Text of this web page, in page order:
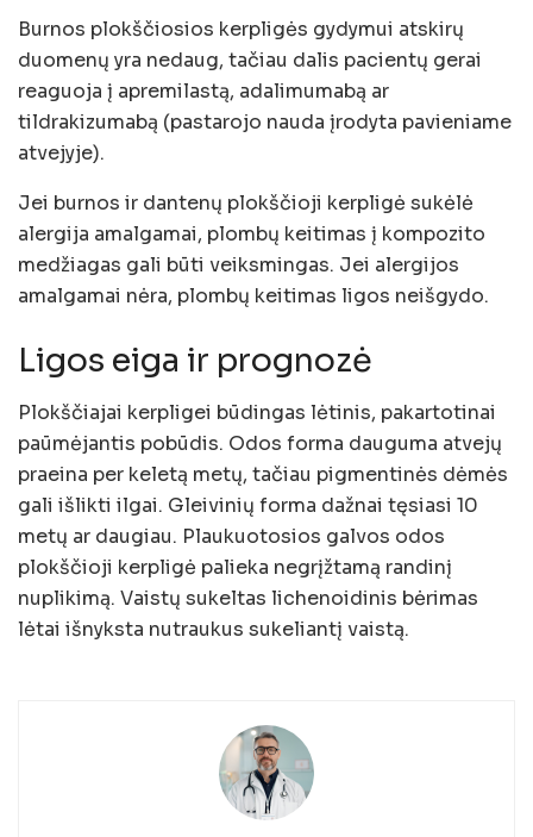
Burnos plokščiosios kerpligės gydymui atskirų
duomenų yra nedaug, tačiau dalis pacientų gerai
reaguoja į apremilastą, adalimumabą ar
tildrakizumabą (pastarojo nauda įrodyta pavieniame
atvejyje).
Jei burnos ir dantenų plokščioji kerpligė sukėlė
alergija amalgamai, plombų keitimas į kompozito
medžiagas gali būti veiksmingas. Jei alergijos
amalgamai nėra, plombų keitimas ligos neišgydo.
Ligos eiga ir prognozė
Plokščiajai kerpligei būdingas lėtinis, pakartotinai
paūmėjantis pobūdis. Odos forma dauguma atvejų
praeina per keletą metų, tačiau pigmentinės dėmės
gali išlikti ilgai. Gleivinių forma dažnai tęsiasi 10
metų ar daugiau. Plaukuotosios galvos odos
plokščioji kerpligė palieka negrįžtamą randinį
nuplikimą. Vaistų sukeltas lichenoidinis bėrimas
lėtai išnyksta nutraukus sukeliantį vaistą.